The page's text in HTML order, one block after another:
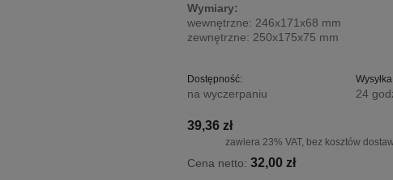
Wymiary:
wewnętrzne: 246x171x68 mm
zewnętrzne: 250x175x75 mm
Dostępność:
na wyczerpaniu 24
39,36 zł
zawiera 23% VAT, bez kosztów
Cena netto:32,00 zł